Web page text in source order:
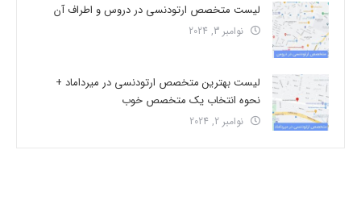
لیست متخصص ارتودنسی در دروس و اطراف آن
نوامبر 3, 2024
لیست بهترین متخصص ارتودنسی در میرداماد +
نحوه انتخاب یک متخصص خوب
نوامبر 2, 2024